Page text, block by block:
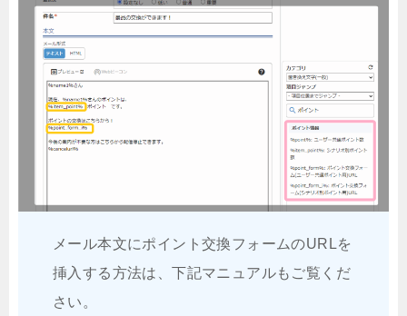
メール本文にポイント交換フォームのURLを
挿入する方法は、下記マニュアルもご覧くだ
さい。